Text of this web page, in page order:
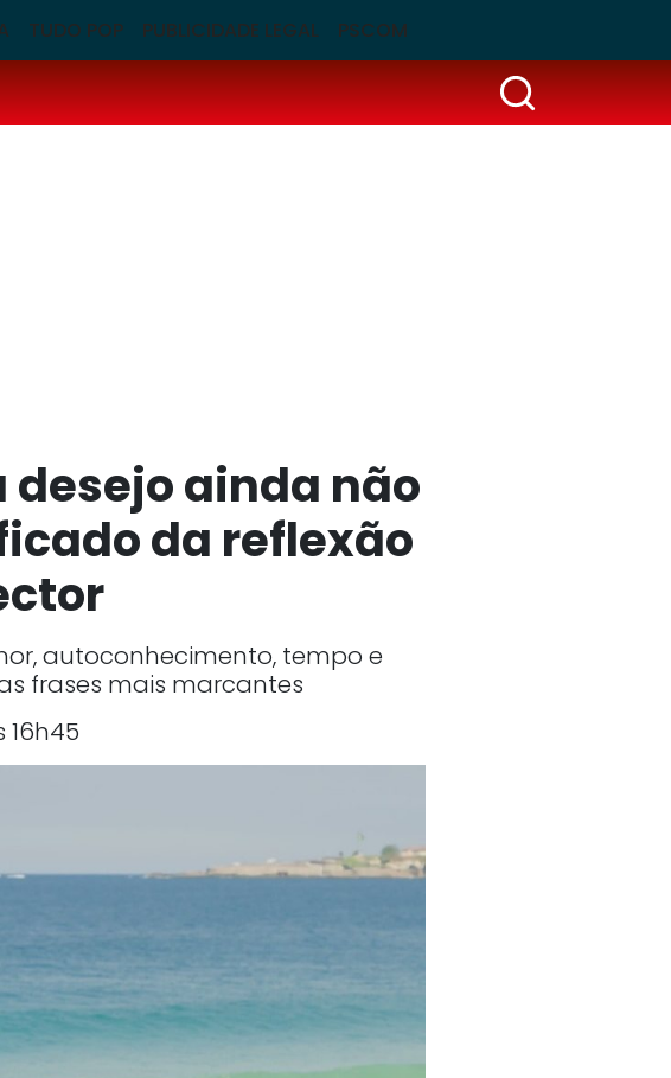
TUDO POP PUBLICIDADE LEGAL PSCOM
desejo ainda não
da reflexão
autoconhecimento, tempo e
frases mais marcantes
16h45